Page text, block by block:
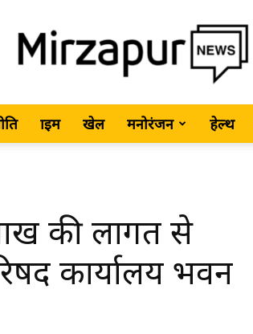
MirzapurNews.com
क्राइम खेल मनोरंजन हेल्थ
की लागत से
कार्यालय भवन